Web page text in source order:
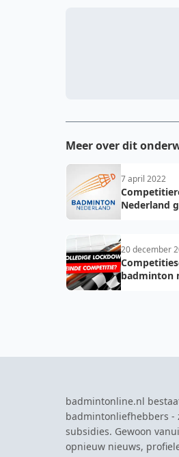
Meer over dit
7 april 2022
Nederland
20 december
badminton
badmintonline.nl
badmintonliefhebbers -
subsidies. Gewoon
opnieuw nieuws,